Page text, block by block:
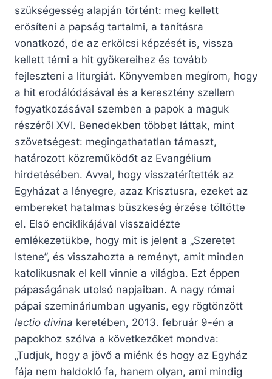
szükségesség alapján történt: meg kellett
erősíteni a papság tartalmi, a tanításra
vonatkozó, de az erkölcsi képzését is, vissza
kellett térni a hit gyökereihez és tovább
fejleszteni a liturgiát. Könyvemben megírom, hogy
a hit erodálódásával és a keresztény szellem
fogyatkozásával szemben a papok a maguk
részéről XVI. Benedekben többet láttak, mint
szövetségest: megingathatatlan támaszt,
határozott közreműködőt az Evangélium
hirdetésében. Avval, hogy visszatérítették az
Egyházat a lényegre, azaz Krisztusra, ezeket az
embereket hatalmas büszkeség érzése töltötte
el. Első enciklikájával visszaidézte
emlékezetükbe, hogy mit is jelent a „Szeretet
Istene”, és visszahozta a reményt, amit minden
katolikusnak el kell vinnie a világba. Ezt éppen
pápaságának utolsó napjaiban. A nagy római
pápai szemináriumban ugyanis, egy rögtönzött
lectio divina keretében, 2013. február 9-én a
papokhoz szólva a következőket mondva:
„Tudjuk, hogy a jövő a miénk és hogy az Egyház
fája nem haldokló fa, hanem olyan, ami mindig